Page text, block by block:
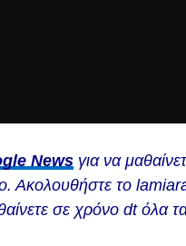
News για να
Ακολουθήστε το
σε χρόνο dt όλα